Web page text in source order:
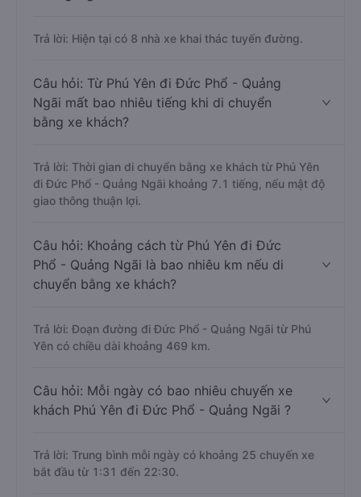
Trả lời: Hiện tại có 8 nhà xe khai thác tuyến đường.
Câu hỏi: Từ Phú Yên đi Đức Phổ - Quảng
Ngãi mất bao nhiêu tiếng khi di chuyển
bằng xe khách?
Trả lời: Thời gian di chuyển bằng xe khách từ Phú Yên
đi Đức Phổ - Quảng Ngãi khoảng 7.1 tiếng, nếu mật độ
giao thông thuận lợi.
Câu hỏi: Khoảng cách từ Phú Yên đi Đức
Phổ - Quảng Ngãi là bao nhiêu km nếu di
chuyển bằng xe khách?
Trả lời: Đoạn đường đi Đức Phổ - Quảng Ngãi từ Phú
Yên có chiều dài khoảng 469 km.
Câu hỏi: Mỗi ngày có bao nhiêu chuyến xe
khách Phú Yên đi Đức Phổ - Quảng Ngãi ?
Trả lời: Trung bình mỗi ngày có khoảng 25 chuyến xe
bắt đầu từ 1:31 đến 22:30.